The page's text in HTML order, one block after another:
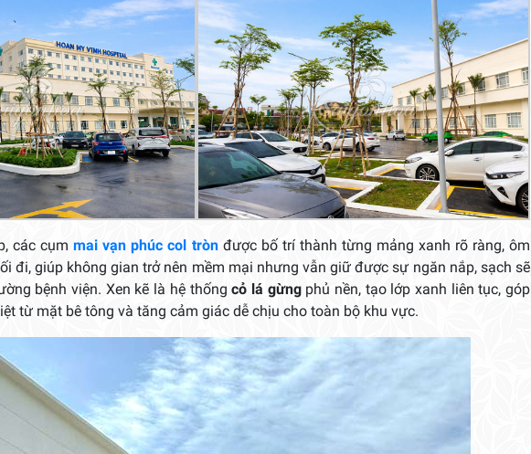
các cụmmai vạn phúc col trònđược bố trí thành từng mảng xanh rõ ràng, ôm
đi, giúp không gian trở nên mềm mại nhưng vẫn giữ được sự ngăn nắp, sạch sẽ
bệnh viện. Xen kẽ là hệ thốngcỏ lá gừngphủ nền, tạo lớp xanh liên tục, góp
từ mặt bê tông và tăng cảm giác dễ chịu cho toàn bộ khu vực.